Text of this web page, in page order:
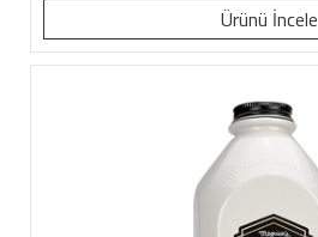
Ürünü İncele